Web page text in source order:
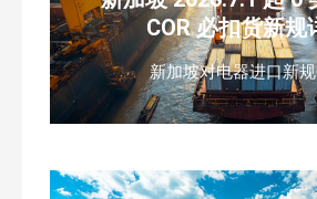
COR 必扣货新规
新加坡对电器进口新规